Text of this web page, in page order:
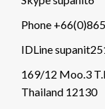
Phone
IDLine
169/12 Moo.3
Thailand 12130